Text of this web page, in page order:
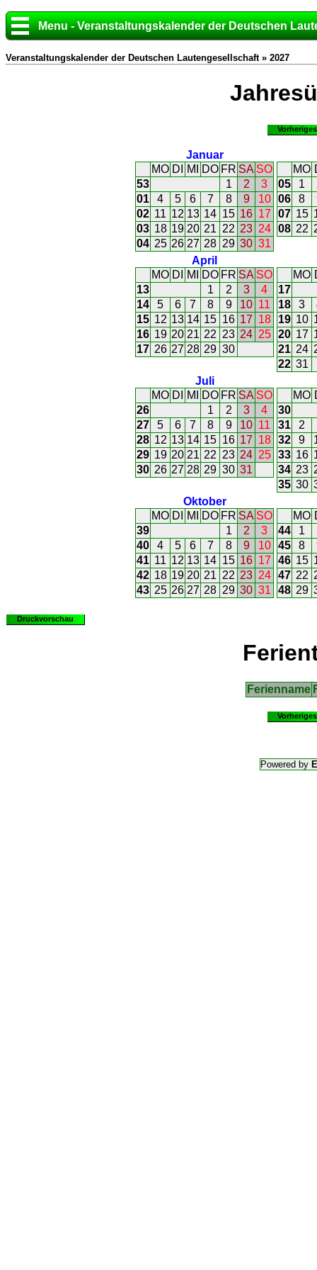
Menu - Veranstaltungskalender der Deutschen
Veranstaltungskalender der Deutschen Lautengesellschaft » 2027
Januar
MO DI MI DO FR SA SO
53
1 2
3
01
4 5 6 7 8 9
10
02 11 12 13 14 15 16 17
03 18 19 20 21 22 23 24
04 25 26 27 28 29 30 31
MO
05
1
06
8
07 15
08 22
April
MO DI MI DO FR SA SO
13
1 2 3
4
14
5 6 7 8 9 10 11
15 12 13 14 15 16 17 18
16 19 20 21 22 23 24 25
17 26 27 28 29 30
MO
17
18
3
19 10
20 17
21 24
22 31
Juli
MO DI MI DO FR SA SO
26
1 2 3
4
27
5 6 7 8 9 10 11
28 12 13 14 15 16 17 18
29 19 20 21 22 23 24 25
30 26 27 28 29 30 31
MO
30
31
2
32
9
33 16
34 23
35 30
Oktober
MO DI MI DO FR SA SO
39
1 2
3
40
4 5 6 7 8 9
10
41 11 12 13 14 15 16 17
42 18 19 20 21 22 23 24
43 25 26 27 28 29 30 31
MO
44
1
45
8
46 15
47 22
48 29
Druckvorschau
Ferienname
Powered by